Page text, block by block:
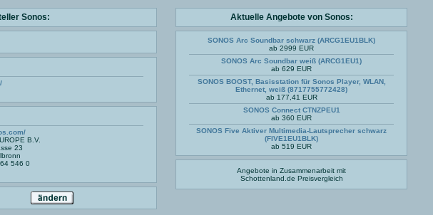
Sonos:
B.V.
23
546 0
Aktuelle Angebote von Sonos:
SONOS Arc Soundbar schwarz (ARCG1EU1BLK)
ab 2999 EUR
SONOS Arc Soundbar weiß (ARCG1EU1)
ab 629 EUR
SONOS BOOST, Basisstation für Sonos Player, WLAN,
Ethernet, weiß (8717755772428)
ab 177,41 EUR
SONOS Connect CTNZPEU1
ab 360 EUR
SONOS Five Aktiver Multimedia-Lautsprecher schwarz
(FIVE1EU1BLK)
ab 519 EUR
Angebote in Zusammenarbeit mit
Schottenland.de Preisvergleich